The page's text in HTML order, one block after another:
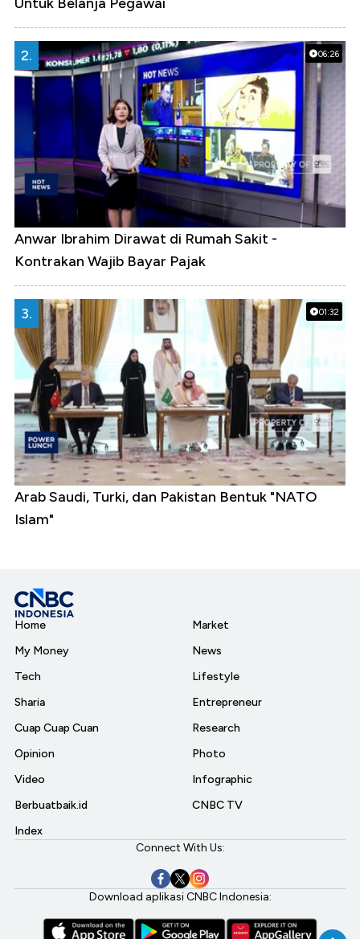
06:26
2.
Anwar Ibrahim Dirawat di Rumah Sakit -
Kontrakan Wajib Bayar Pajak
01:32
3.
Arab Saudi, Turki, dan Pakistan Bentuk "NATO
Islam"
Home
My Money
Tech
Sharia
Cuap Cuap Cuan
Opinion
Video
Berbuatbaik.id
Index
Market
News
Lifestyle
Entrepreneur
Research
Photo
Infographic
CNBC TV
Connect With Us:
Download aplikasi CNBC Indonesia: